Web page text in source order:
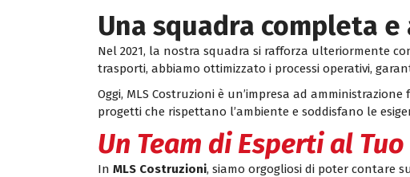
Una squadra completa
Nel 2021, la nostra squadra si rafforza ulteriormente
trasporti, abbiamo ottimizzato i processi operativi,
Oggi, MLS Costruzioni è un’impresa ad
progetti che rispettano l’ambiente e soddisfano le
Un Team di Esperti al
In MLS Costruzioni, siamo orgogliosi di poter contare